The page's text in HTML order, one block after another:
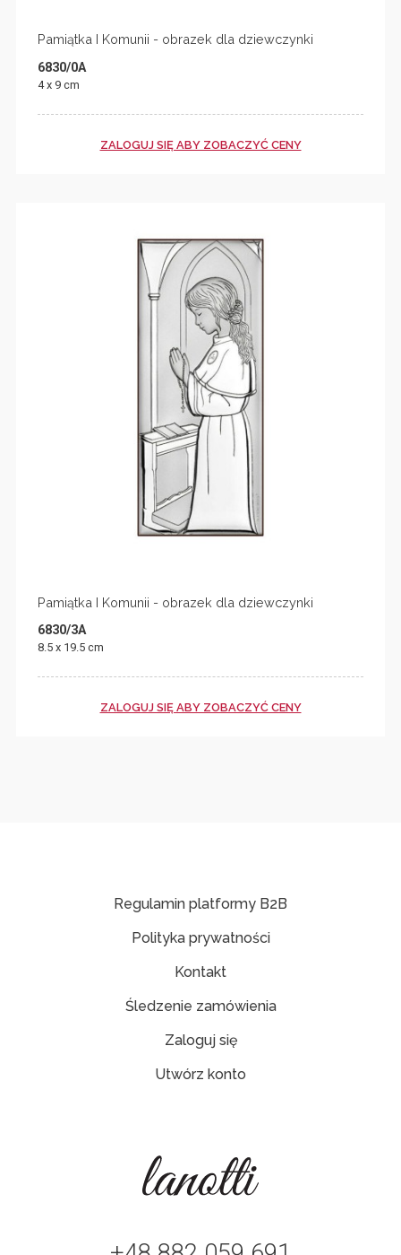
Pamiątka I Komunii - obrazek dla dziewczynki
6830/0A
4 x 9 cm
ZALOGUJ SIĘ ABY ZOBACZYĆ CENY
Pamiątka I Komunii - obrazek dla dziewczynki
6830/3A
8.5 x 19.5 cm
ZALOGUJ SIĘ ABY ZOBACZYĆ CENY
Regulamin platformy B2B
Polityka prywatności
Kontakt
Śledzenie zamówienia
Zaloguj się
Utwórz konto